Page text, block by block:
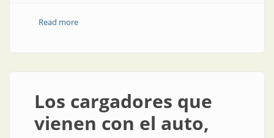
Read moreabout Producción nacional con energías renovables
Los cargadores que
vienen con el auto,